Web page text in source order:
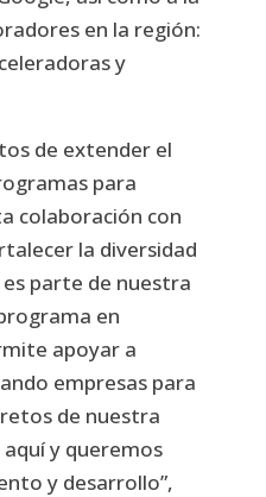
en la región:
y
de extender el
para
colaboración con
la diversidad
parte de nuestra
en
apoyar a
empresas para
de nuestra
y queremos
y desarrollo”,